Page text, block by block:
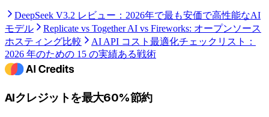
DeepSeek V3.2 レビュー：2026年で最も安価で高性能なAI
モデル
Replicate vs Together AI vs Fireworks: オープンソース
ホスティング比較
AI API コスト最適化チェックリスト：
2026 年のための 15 の実績ある戦術
AIクレジットを最大60%節約